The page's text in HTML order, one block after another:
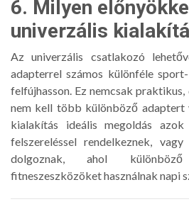
6. Milyen
univerzális
Az univerzális csatlakozó
adapterrel számos különféle
felfújhasson. Ez nemcsak praktikus,
nem kell több különböző adaptert
kialakítás ideális megoldás
felszereléssel rendelkeznek,
dolgoznak, ahol
fitneszeszközöket használnak napi